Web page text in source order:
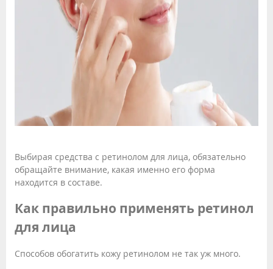
Выбирая средства с ретинолом для лица, обязательно
обращайте внимание, какая именно его форма
находится в составе.
Как правильно применять ретинол
для лица
Способов обогатить кожу ретинолом не так уж много.